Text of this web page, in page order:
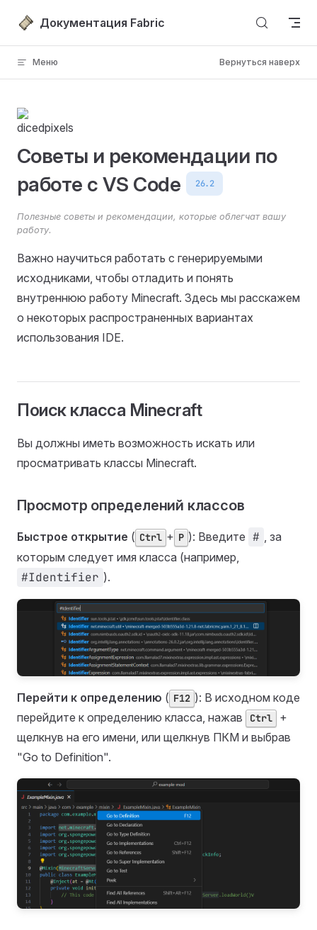
Перейти к содержимому
Документация Fabric
Меню Вернуться наверх
Советы и рекомендации по
работе с VS Code
26.2
Полезные советы и рекомендации, которые облегчат вашу
работу.
Важно научиться работать с генерируемыми
исходниками, чтобы отладить и понять
внутреннюю работу Minecraft. Здесь мы расскажем
о некоторых распространенных вариантах
использования IDE.
Поиск класса Minecraft
Вы должны иметь возможность искать или
просматривать классы Minecraft.
Просмотр определений классов
Быстрое открытие ( Ctrl + P ): Введите # , за
которым следует имя класса (например,
#Identifier ).
Перейти к определению ( F12 ): В исходном коде
перейдите к определению класса, нажав
Ctrl
+
щелкнув на его имени, или щелкнув ПКМ и выбрав
"Go to Definition".